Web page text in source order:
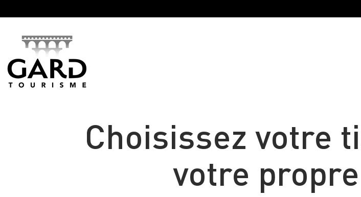
Choisissez votre
votre